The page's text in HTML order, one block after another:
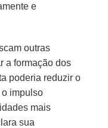
e
outras
a formação dos
poderia reduzir o
impulso
mais
sua